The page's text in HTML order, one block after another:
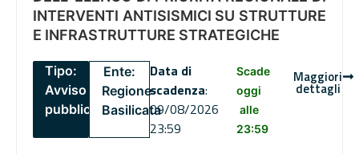
INTERVENTI ANTISISMICI SU STRUTTURE
E INFRASTRUTTURE STRATEGICHE
Tipo:
Avviso
pubblico
Ente:
Regione
Basilicata
Data di
scadenza:
09/08/2026
23:59
Scade
oggi
alle
23:59
Maggiori
dettagli